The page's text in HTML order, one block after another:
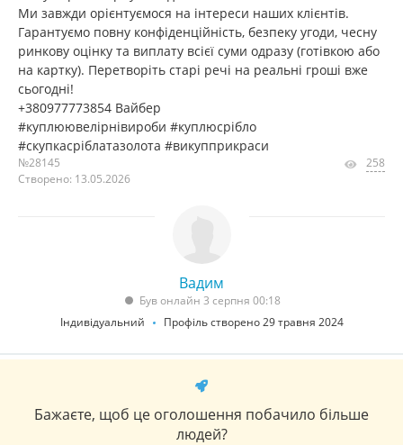
Ми завжди орієнтуємося на інтереси наших клієнтів.
Гарантуємо повну конфіденційність, безпеку угоди, чесну
ринкову оцінку та виплату всієї суми одразу (готівкою або
на картку). Перетворіть старі речі на реальні гроші вже
сьогодні!
+380977773854 Вайбер
#куплюювелірнівироби #куплюсрібло
#скупкасріблатазолота #викупприкраси
№28145
Створено: 13.05.2026
258
Вадим
Був онлайн 3 серпня 00:18
Індивідуальний
Профіль створено 29 травня 2024
Бажаєте, щоб це оголошення побачило більше
людей?